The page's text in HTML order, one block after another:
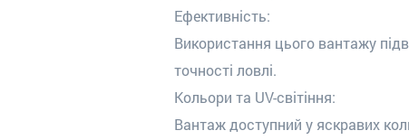
Ефективність:
Використання цього вантажу
точності ловлі.
Кольори та UV-світіння:
Вантаж доступний у яскравих